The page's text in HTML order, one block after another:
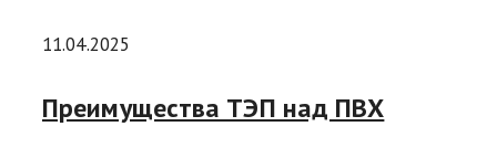
11.04.2025
Преимущества ТЭП над ПВХ